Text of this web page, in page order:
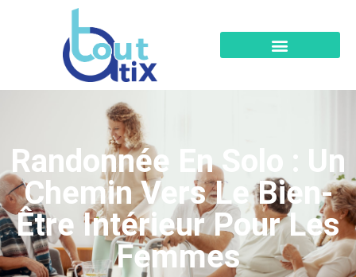
Randonnée En Solo : Un
Chemin Vers Le Bien-
Être Intérieur Pour Les
Femmes